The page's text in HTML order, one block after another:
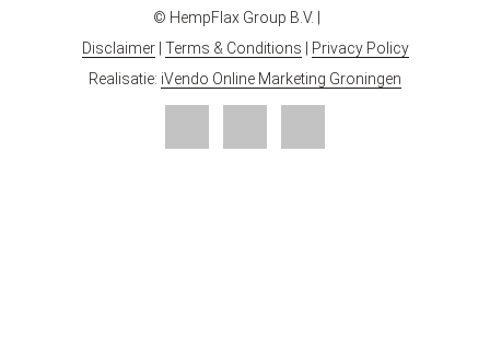
© HempFlax Group B.V. |
Disclaimer| Terms & Conditions
Privacy Policy
Realisatie: iVendo Online Marketing Groningen